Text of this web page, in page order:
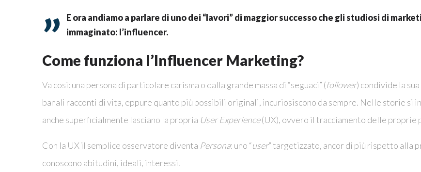
E ora andiamo a parlare di uno dei “lavori” di maggior successo che gli studiosi di
immaginato: l’influencer.
Come funziona l’Influencer Marketing?
Va così: una persona di particolare carisma o dalla grande massa di “seguaci” (follower) condivide la
banali racconti di vita, eppure quanto più possibili originali, incuriosiscono da sempre. Nelle storie si
anche superficialmente lasciano la propria User Experience(UX), ovvero il tracciamento delle proprie
Con la UX il semplice osservatore diventa Persona: uno “user” targetizzato, ancor di più rispetto alla
conoscono abitudini, ideali, interessi.